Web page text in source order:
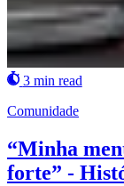
3 min read
Comunidade
“Minha
forte” -